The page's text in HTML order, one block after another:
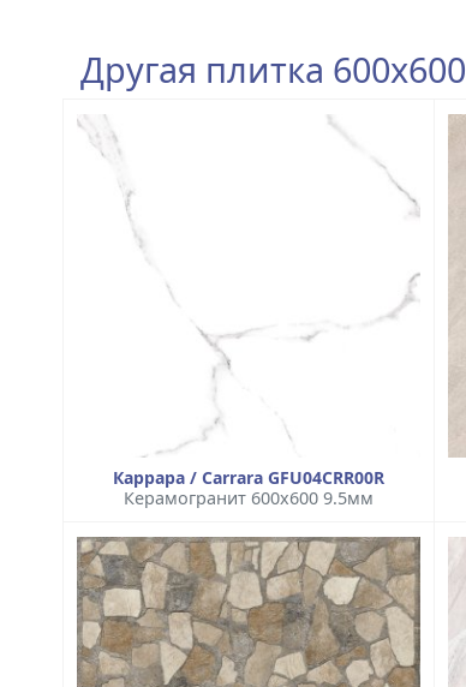
Другая плитка 600x600
Каррара / Carrara GFU04CRR00R
Керамогранит 600x600 9.5мм